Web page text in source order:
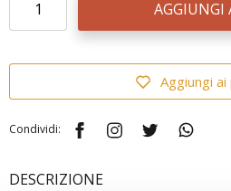
AGGIUNGI
Aggiungi
Condividi:
DESCRIZIONE